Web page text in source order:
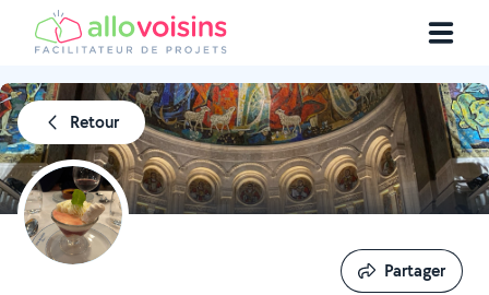
Retour
Partager
Partager